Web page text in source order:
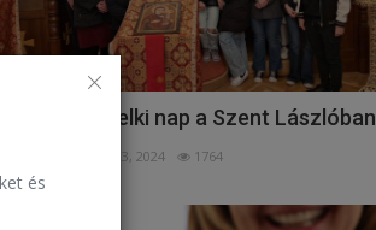
és
előtti lelki nap a Szent Lászlóban
Március 23, 2024 1764